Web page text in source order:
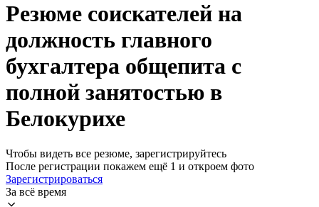
Резюме соискателей на
должность главного
бухгалтера общепита с
полной занятостью в
Белокурихе
Чтобы видеть все резюме, зарегистрируйтесь
После регистрации покажем ещё 1 и откроем фото
Зарегистрироваться
За всё время